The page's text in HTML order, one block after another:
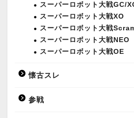
スーパーロボット大戦GC/
スーパーロボット大戦XO
スーパーロボット大戦
スーパーロボット大戦NEO
スーパーロボット大戦OE
懐古スレ
参戦